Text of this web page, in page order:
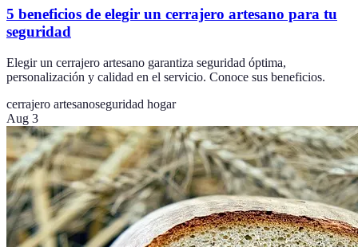
5 beneficios de elegir un cerrajero artesano para tu
seguridad
Elegir un cerrajero artesano garantiza seguridad óptima,
personalización y calidad en el servicio. Conoce sus beneficios.
cerrajero artesanoseguridad hogar
Aug 3